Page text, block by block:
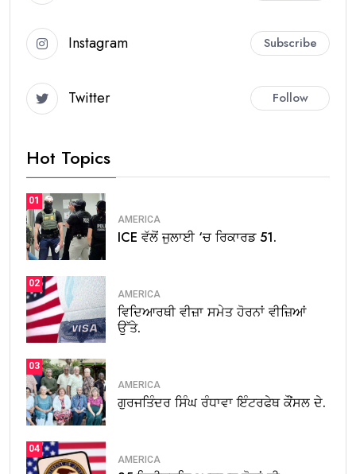
Instagram Subscribe
Twitter Follow
Hot Topics
01
AMERICA
ICE ਵੱਲੋਂ ਜੁਲਾਈ ‘ਚ ਰਿਕਾਰਡ 51.
02
AMERICA
ਵਿਦਿਆਰਥੀ ਵੀਜ਼ਾ ਸਮੇਤ ਹੋਰਨਾਂ ਵੀਜ਼ਿਆਂ
ਉੱਤੇ.
03
AMERICA
ਗੁਰਜਤਿੰਦਰ ਸਿੰਘ ਰੰਧਾਵਾ ਇੰਟਰਫੇਥ ਕੌਂਸਲ ਦੇ.
04
AMERICA